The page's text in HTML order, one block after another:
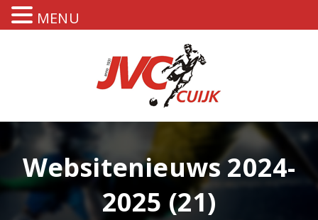
Websitenieuws 2024-
2025 (21)
MENU